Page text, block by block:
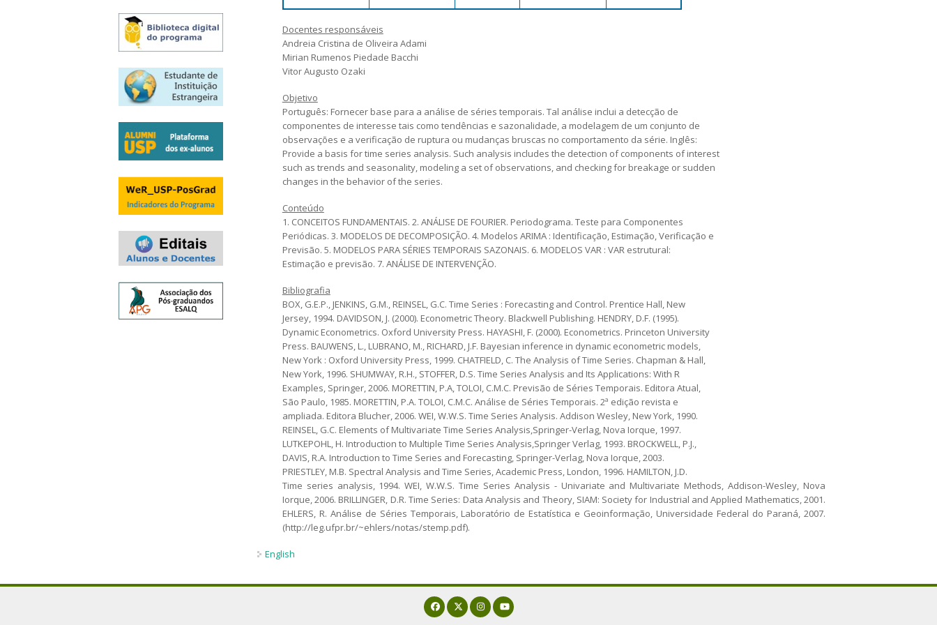
Arguições
Resultado da seleção
Docentes responsáveis
Andreia Cristina de Oliveira Adami
Mirian Rumenos Piedade Bacchi
Vitor Augusto Ozaki
Objetivo
Português: Fornecer base para a análise de séries temporais. Tal análise inclui a detecção de
componentes de interesse tais como tendências e sazonalidade, a modelagem de um conjunto de
observações e a verificação de ruptura ou mudanças bruscas no comportamento da série. Inglês:
Provide a basis for time series analysis. Such analysis includes the detection of components of interest
such as trends and seasonality, modeling a set of observations, and checking for breakage or sudden
changes in the behavior of the series.
Conteúdo
1. CONCEITOS FUNDAMENTAIS. 2. ANÁLISE DE FOURIER. Periodograma. Teste para Componentes
Periódicas. 3. MODELOS DE DECOMPOSIÇÃO. 4. Modelos ARIMA : Identificação, Estimação, Verificação e
Previsão. 5. MODELOS PARA SÉRIES TEMPORAIS SAZONAIS. 6. MODELOS VAR : VAR estrutural:
Estimação e previsão. 7. ANÁLISE DE INTERVENÇÃO.
Bibliografia
BOX, G.E.P., JENKINS, G.M., REINSEL, G.C. Time Series : Forecasting and Control. Prentice Hall, New
Jersey, 1994. DAVIDSON, J. (2000). Econometric Theory. Blackwell Publishing. HENDRY, D.F. (1995).
Dynamic Econometrics. Oxford University Press. HAYASHI, F. (2000). Econometrics. Princeton University
Press. BAUWENS, L., LUBRANO, M., RICHARD, J.F. Bayesian inference in dynamic econometric models,
New York : Oxford University Press, 1999. CHATFIELD, C. The Analysis of Time Series. Chapman & Hall,
New York, 1996. SHUMWAY, R.H., STOFFER, D.S. Time Series Analysis and Its Applications: With R
Examples, Springer, 2006. MORETTIN, P.A, TOLOI, C.M.C. Previsão de Séries Temporais. Editora Atual,
São Paulo, 1985. MORETTIN, P.A. TOLOI, C.M.C. Análise de Séries Temporais. 2ª edição revista e
ampliada. Editora Blucher, 2006. WEI, W.W.S. Time Series Analysis. Addison Wesley, New York, 1990.
REINSEL, G.C. Elements of Multivariate Time Series Analysis,Springer-Verlag, Nova Iorque, 1997.
LUTKEPOHL, H. Introduction to Multiple Time Series Analysis,Springer Verlag, 1993. BROCKWELL, P.J.,
DAVIS, R.A. Introduction to Time Series and Forecasting, Springer-Verlag, Nova Iorque, 2003.
PRIESTLEY, M.B. Spectral Analysis and Time Series, Academic Press, London, 1996. HAMILTON, J.D.
Time series analysis, 1994. WEI, W.W.S. Time Series Analysis - Univariate and Multivariate Methods, Addison-Wesley, Nova
Iorque, 2006. BRILLINGER, D.R. Time Series: Data Analysis and Theory, SIAM: Society for Industrial and Applied Mathematics, 2001.
EHLERS, R. Análise de Séries Temporais, Laboratório de Estatística e Geoinformação, Universidade Federal do Paraná, 2007.
(http://leg.ufpr.br/~ehlers/notas/stemp.pdf).
English